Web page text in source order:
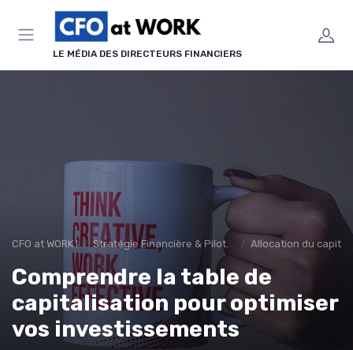
LE MÉDIA DES DIRECTEURS FINANCIERS
CFO at WORK ! Stratégie Financière & Pilotage Allocation du capital
Comprendre la table de
capitalisation pour optimiser
vos investissements
Panneau de gestion des cookies